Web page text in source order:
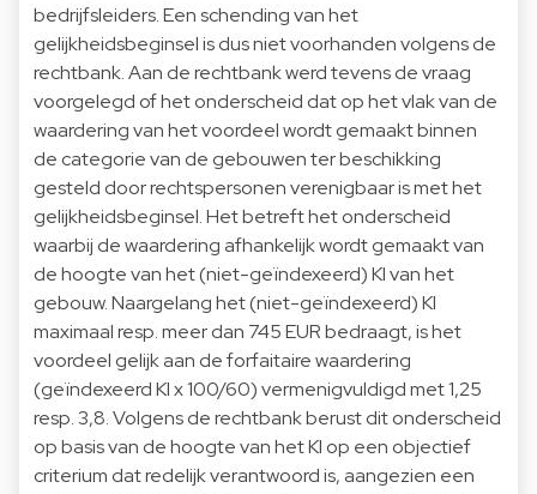
bedrijfsleiders. Een schending van het
gelijkheidsbeginsel is dus niet voorhanden volgens de
rechtbank. Aan de rechtbank werd tevens de vraag
voorgelegd of het onderscheid dat op het vlak van de
waardering van het voordeel wordt gemaakt binnen
de categorie van de gebouwen ter beschikking
gesteld door rechtspersonen verenigbaar is met het
gelijkheidsbeginsel. Het betreft het onderscheid
waarbij de waardering afhankelijk wordt gemaakt van
de hoogte van het (niet-geïndexeerd) KI van het
gebouw. Naargelang het (niet-geïndexeerd) KI
maximaal resp. meer dan 745 EUR bedraagt, is het
voordeel gelijk aan de forfaitaire waardering
(geïndexeerd KI x 100/60) vermenigvuldigd met 1,25
resp. 3,8. Volgens de rechtbank berust dit onderscheid
op basis van de hoogte van het KI op een objectief
criterium dat redelijk verantwoord is, aangezien een